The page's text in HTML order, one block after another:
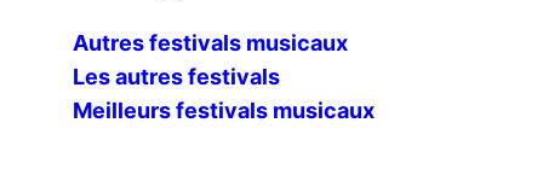
Autres festivals musicaux
Les autres festivals
Meilleurs festivals musicaux